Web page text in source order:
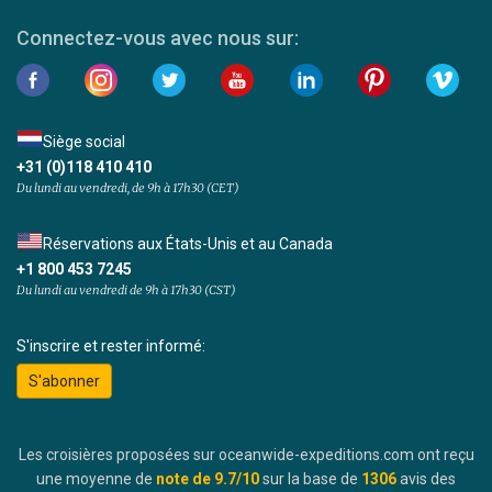
Connectez-vous avec nous sur:
Siège social
+31 (0)118 410 410
Du lundi au vendredi, de 9h à 17h30 (CET)
Réservations aux États-Unis et au Canada
+1 800 453 7245
Du lundi au vendredi de 9h à 17h30 (CST)
S'inscrire et rester informé:
S'abonner
Les croisières proposées sur oceanwide-expeditions.com ont reçu
une moyenne de note de 9.7/10sur la base de 1306avis des